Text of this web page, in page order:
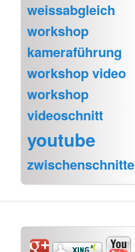
weissabgleich
workshop
kameraführung
workshop video
workshop
videoschnitt
youtube
zwischenschnitte